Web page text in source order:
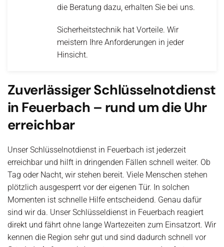
die Beratung dazu, erhalten Sie bei uns.
Sicherheitstechnik hat Vorteile. Wir
meistern Ihre Anforderungen in jeder
Hinsicht.
Zuverlässiger Schlüsselnotdienst
in Feuerbach – rund um die Uhr
erreichbar
Unser Schlüsselnotdienst in Feuerbach ist jederzeit
erreichbar und hilft in dringenden Fällen schnell weiter. Ob
Tag oder Nacht, wir stehen bereit. Viele Menschen stehen
plötzlich ausgesperrt vor der eigenen Tür. In solchen
Momenten ist schnelle Hilfe entscheidend. Genau dafür
sind wir da. Unser Schlüsseldienst in Feuerbach reagiert
direkt und fährt ohne lange Wartezeiten zum Einsatzort. Wir
kennen die Region sehr gut und sind dadurch schnell vor